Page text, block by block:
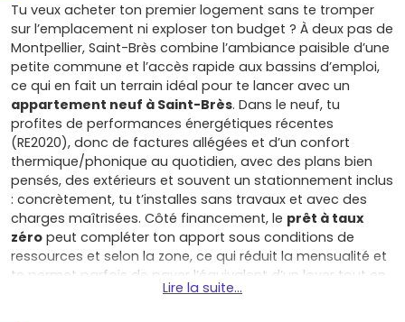
Tu veux acheter ton premier logement sans te tromper
sur l’emplacement ni exploser ton budget ? À deux pas de
Montpellier, Saint-Brès combine l’ambiance paisible d’une
petite commune et l’accès rapide aux bassins d’emploi,
ce qui en fait un terrain idéal pour te lancer avec un
appartement neuf à Saint-Brès. Dans le neuf, tu
profites de performances énergétiques récentes
(RE2020), donc de factures allégées et d’un confort
thermique/phonique au quotidien, avec des plans bien
pensés, des extérieurs et souvent un stationnement inclus
: concrètement, tu t’installes sans travaux et avec des
charges maîtrisées. Côté financement, le prêt à taux
zéro peut compléter ton apport sous conditions de
ressources et selon la zone, ce qui réduit la mensualité et
te permet parfois de payer l’équivalent d’un loyer tout en
te constituant un patrimoine. Tu bénéficies aussi de
Lire la suite...